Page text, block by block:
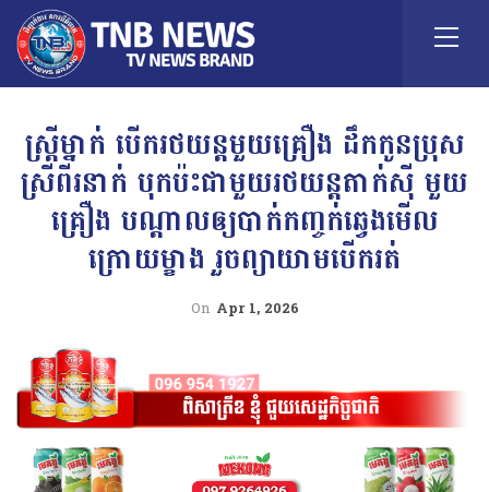
ស្រី្តម្នាក់ បើករថយន្តមួយគ្រឿង ដឹកកូនប្រុស
ស្រីពីរនាក់ បុកប៉ះជាមួយរថយន្តតាក់ស៊ី មួយ
គ្រឿង បណ្តាលឲ្យបាក់កញ្ចក់ឆ្វេងមើល
ក្រោយម្ខាង រួចព្យាយាមបើករត់
On Apr 1, 2026